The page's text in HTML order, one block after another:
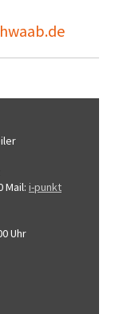
Mail: i-punkt
Uhr